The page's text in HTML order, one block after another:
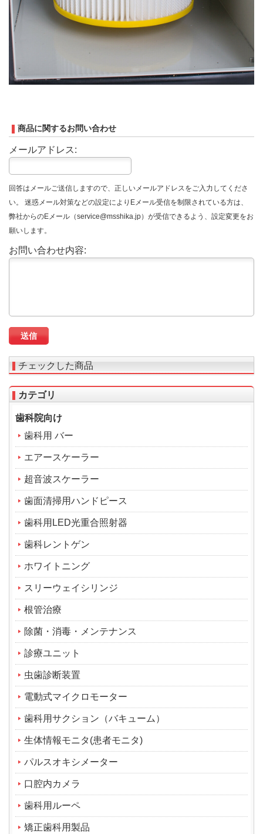
商品に関するお問い合わせ
メールアドレス:
回答はメールご送信しますので、正しいメールアドレスをご入力してくださ
い。 迷惑メール対策などの設定によりEメール受信を制限されている方は、
弊社からのEメール（service@msshika.jp）が受信できるよう、設定変更をお
願いします。
お問い合わせ内容:
チェックした商品
カテゴリ
歯科院向け
歯科用 バー
エアースケーラー
超音波スケーラー
歯面清掃用ハンドピース
歯科用LED光重合照射器
歯科レントゲン
ホワイトニング
スリーウェイシリンジ
根管治療
除菌・消毒・メンテナンス
診療ユニット
虫歯診断装置
電動式マイクロモーター
歯科用サクション（バキューム）
生体情報モニタ(患者モニタ)
パルスオキシメーター
口腔内カメラ
歯科用ルーペ
矯正歯科用製品